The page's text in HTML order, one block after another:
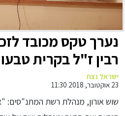
נערך טקס מכובד
רבין ז"ל בקרית
ישראל נצח
23 אוקטובר, 2018 11:30
שוש אורון, מנהלת רשת המתנ"סים: